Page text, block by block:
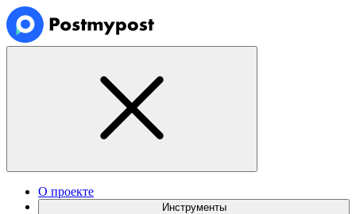
О проекте
Инструменты